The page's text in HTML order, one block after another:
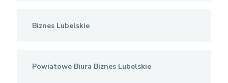
Biznes Lubelskie
Powiatowe Biura Biznes Lubelskie